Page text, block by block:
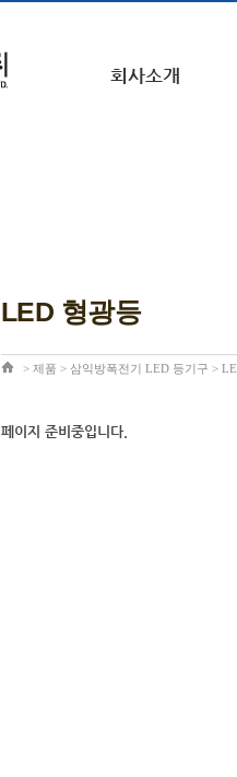
회사소개
> 제품 > 삼익방폭전기 LED 등기구 >
LED 형광등
페이지 준비중입니다.